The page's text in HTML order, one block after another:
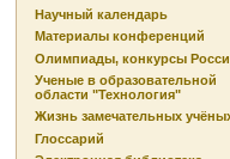
Научный календарь
Материалы конференций
Олимпиады, конкурсы
Ученые в образовательной
области "Технология"
Жизнь замечательных
Глоссарий